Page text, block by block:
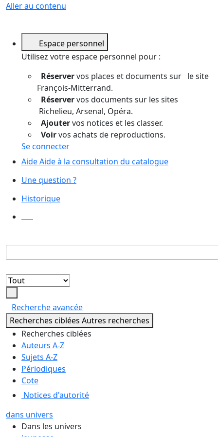
Aller au contenu
Espace personnel
Utilisez votre espace personnel pour :
Réservervos places et documents sur le site
François-Mitterrand.
Réservervos documents sur les sites
Richelieu, Arsenal, Opéra.
Ajoutervos notices et les classer.
Voirvos achats de reproductions.
Se connecter
AideAide à la consultation du catalogue
Une question ?
Historique
reproduction
Lancer
la
recherche
Recherche avancée
Recherches ciblées Autres recherches
Recherches ciblées
Auteurs A-Z
Sujets A-Z
Périodiques
Cote
Notices d'autorité
dans univers
Dans les univers